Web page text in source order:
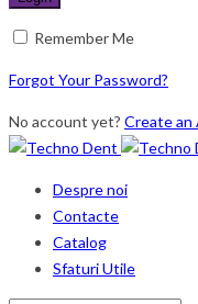
Remember Me
Forgot Your Password?
No account yet? Create an
Despre noi
Contacte
Catalog
Sfaturi Utile